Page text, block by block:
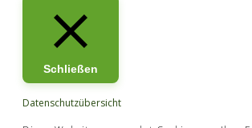
Schließen
Datenschutzübersicht